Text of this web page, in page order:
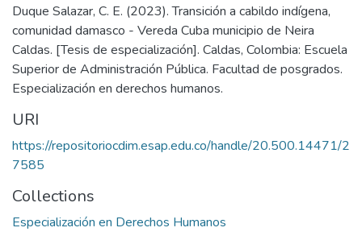
Duque Salazar, C. E. (2023). Transición a cabildo indígena,
comunidad damasco - Vereda Cuba municipio de Neira
Caldas. [Tesis de especialización]. Caldas, Colombia: Escuela
Superior de Administración Pública. Facultad de posgrados.
Especialización en derechos humanos.
URI
https://repositoriocdim.esap.edu.co/handle/20.500.14471/2
7585
Collections
Especialización en Derechos Humanos